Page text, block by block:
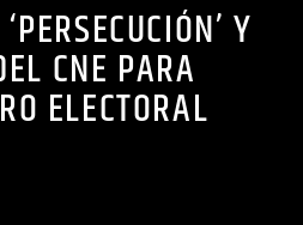
Y
CNE PARA
ELECTORAL